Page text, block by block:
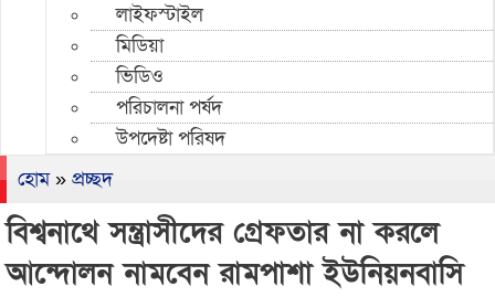
লাইফস্টাইল
মিডিয়া
ভিডিও
পরিচালনা পর্ষদ
উপদেষ্টা পরিষদ
হোম» প্রচ্ছদ
বিশ্বনাথে সন্ত্রাসীদের গ্রেফতার না করলে
আন্দোলন নামবেন রামপাশা ইউনিয়নবাসি